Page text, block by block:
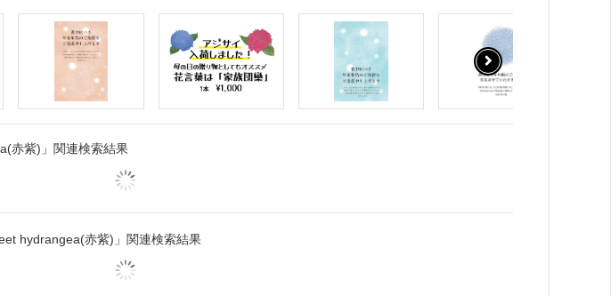
赤紫)」関連検索結果
hydrangea(赤紫)」関連検索結果